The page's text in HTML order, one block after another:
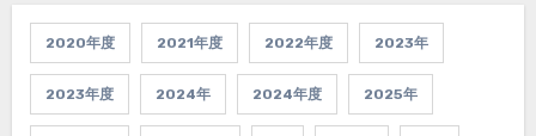
2020年度 2021年度 2022年度 2023年
2023年度 2024年 2024年度 2025年